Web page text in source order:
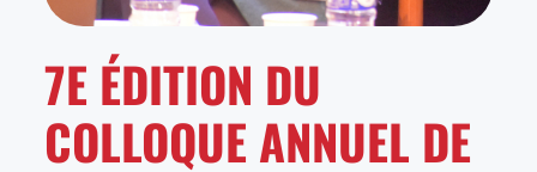
7E ÉDITION DU
COLLOQUE ANNUEL DE